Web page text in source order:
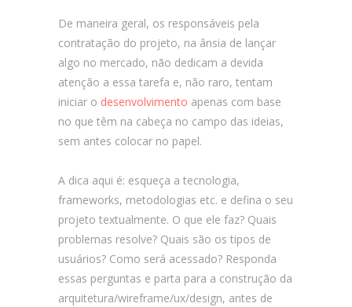
De maneira geral, os responsáveis pela
contratação do projeto, na ânsia de lançar
algo no mercado, não dedicam a devida
atenção a essa tarefa e, não raro, tentam
iniciar o desenvolvimento apenas com base
no que têm na cabeça no campo das ideias,
sem antes colocar no papel.
A dica aqui é: esqueça a tecnologia,
frameworks, metodologias etc. e defina o seu
projeto textualmente. O que ele faz? Quais
problemas resolve? Quais são os tipos de
usuários? Como será acessado? Responda
essas perguntas e parta para a construção da
arquitetura/wireframe/ux/design, antes de